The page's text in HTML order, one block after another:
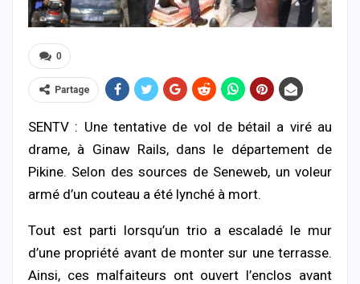
0
Partage
SENTV : Une tentative de vol de bétail a viré au
drame, à Ginaw Rails, dans le département de
Pikine. Selon des sources de Seneweb, un voleur
armé d’un couteau a été lynché à mort.
Tout est parti lorsqu’un trio a escaladé le mur
d’une propriété avant de monter sur une terrasse.
Ainsi, ces malfaiteurs ont ouvert l’enclos avant